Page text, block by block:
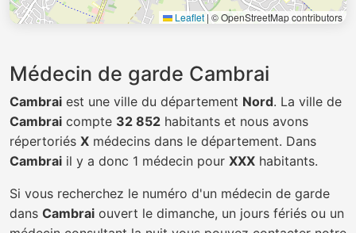
Leaflet | © OpenStreetMap contributors
Médecin de garde Cambrai
Cambrai est une ville du département Nord. La ville de
Cambrai compte 32 852 habitants et nous avons
répertoriés X médecins dans le département. Dans
Cambrai il y a donc 1 médecin pour XXX habitants.
Si vous recherchez le numéro d'un médecin de garde
dans Cambrai ouvert le dimanche, un jours fériés ou un